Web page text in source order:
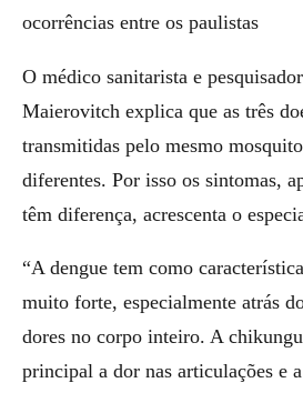
ocorrências entre os paulistas
O médico sanitarista e
Maierovitch explica que as três
transmitidas pelo mesmo
diferentes. Por isso os sintomas,
têm diferença, acrescenta o
“A dengue tem como
muito forte, especialmente atrás
dores no corpo inteiro. A
principal a dor nas articulações e